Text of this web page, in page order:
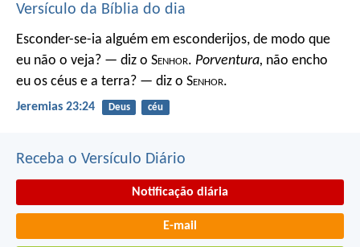
Versículo da Bíblia do dia
Esconder-se-ia alguém em esconderijos, de modo que
eu não o veja? — diz o Senhor. Porventura, não encho
eu os céus e a terra? — diz o Senhor.
Jeremias 23:24 Deus céu
Receba o Versículo Diário
Notificação diária
E-mail